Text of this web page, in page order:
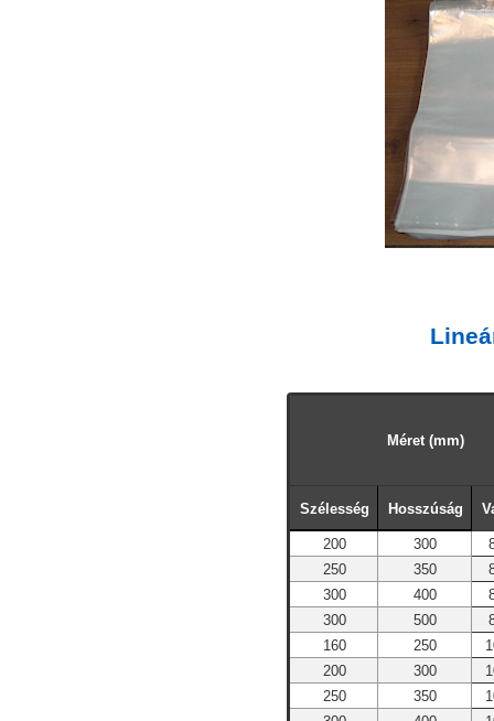
Méret (mm)
Szélesség Hosszúság
200 300
250
350
300
400
300
500
160
250
200
300
250
350